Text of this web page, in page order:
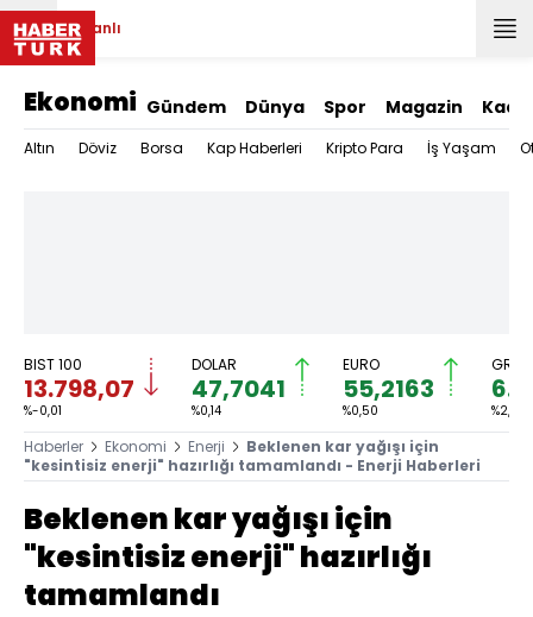
Canlı
Ekonomi Gündem Dünya Spor Magazin
Altın Döviz Borsa Kap Haberleri Kripto Para İş Yaşam
BIST 100
13.798,07
%-0,01
DOLAR
47,7041
%0,14
EURO
55,2163
%0,50 %2,57
Haberler Ekonomi Enerji
Beklenen kar yağışı için
"kesintisiz enerji" hazırlığı tamamlandı - Enerji Haberleri
Beklenen kar yağışı için
"kesintisiz enerji" hazırlığı
tamamlandı